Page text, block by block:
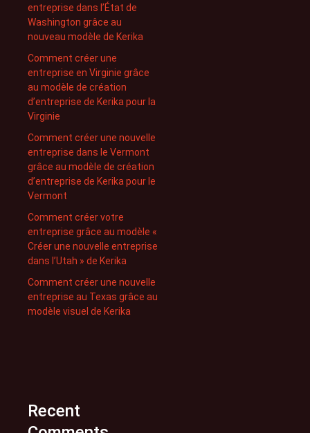
entreprise dans l’État de
Washington grâce au
nouveau modèle de Kerika
Comment créer une
entreprise en Virginie grâce
au modèle de création
d’entreprise de Kerika pour la
Virginie
Comment créer une nouvelle
entreprise dans le Vermont
grâce au modèle de création
d’entreprise de Kerika pour le
Vermont
Comment créer votre
entreprise grâce au modèle «
Créer une nouvelle entreprise
dans l’Utah » de Kerika
Comment créer une nouvelle
entreprise au Texas grâce au
modèle visuel de Kerika
Recent